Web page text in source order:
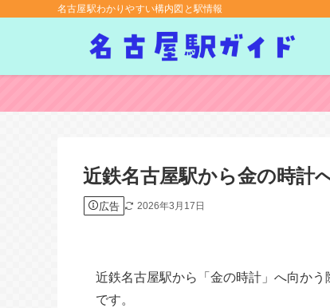
名古屋駅わかりやすい構内図と駅情報
近鉄名古屋駅から金の時計
広告 2026年3月17日
近鉄名古屋駅から「金の時計」へ向か
です。